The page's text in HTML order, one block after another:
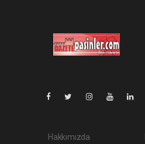
Hakkımızda